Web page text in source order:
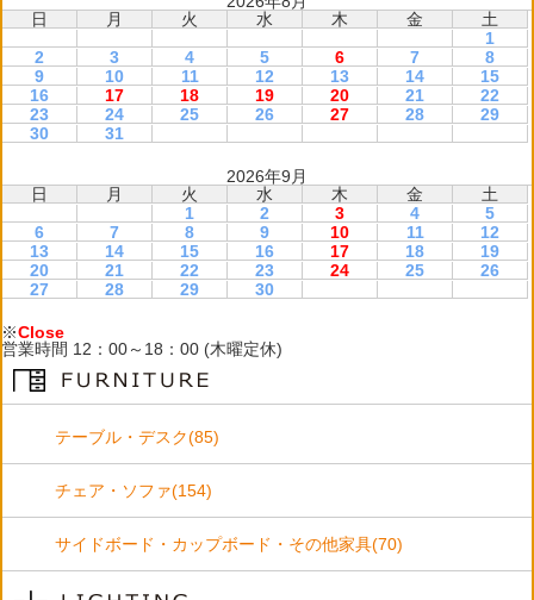
日
月 火 水 木 金
土
1
2
3 4 5 6 7
8
9
10 11 12 13 14
15
16
17 18 19 20 21
22
23
24 25 26 27 28
29
30
31
2026年9月
日
月 火 水 木 金
土
1
2 3 4
5
6
7 8 9 10 11
12
13
14 15 16 17 18
19
20
21 22 23 24 25
26
27
28 29 30
※Close
営業時間 12：00～18：00 (木曜定休)
テーブル・デスク(85)
チェア・ソファ(154)
サイドボード・カップボード・その他家具(70)